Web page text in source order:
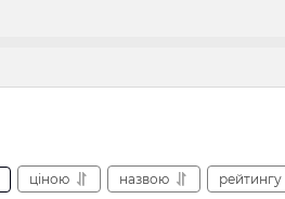
ціною назвою рейтингу